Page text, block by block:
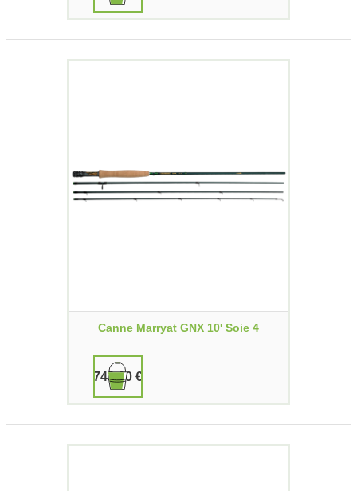
Canne Marryat GNX 10' Soie 4
749,00 €